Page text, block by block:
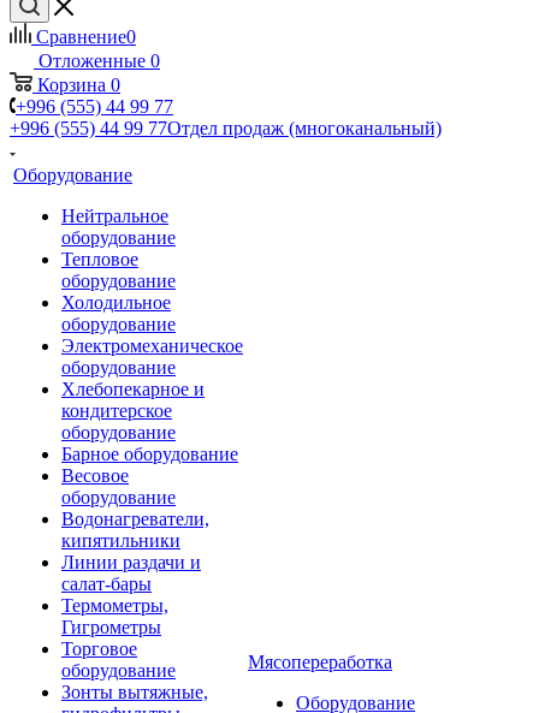
Сравнение0
Отложенные 0
Корзина 0
+996 (555) 44 99 77
+996 (555) 44 99 77Отдел продаж (многоканальный)
Оборудование
Нейтральное
оборудование
Тепловое
оборудование
Холодильное
оборудование
Электромеханическое
оборудование
Хлебопекарное и
кондитерское
оборудование
Барное оборудование
Весовое
оборудование
Водонагреватели,
кипятильники
Линии раздачи и
салат-бары
Термометры,
Гигрометры
Торговое
оборудование
Зонты вытяжные,
Мясопереработка
Оборудование